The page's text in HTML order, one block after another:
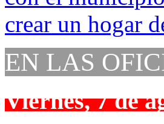
EN LAS
Viernes, 7 de